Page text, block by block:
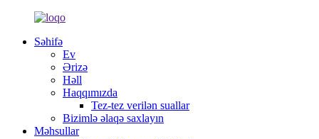
Səhifə
Ev
Ərizə
Həll
Haqqımızda
Tez-tez verilən suallar
Bizimlə əlaqə saxlayın
Məhsullar